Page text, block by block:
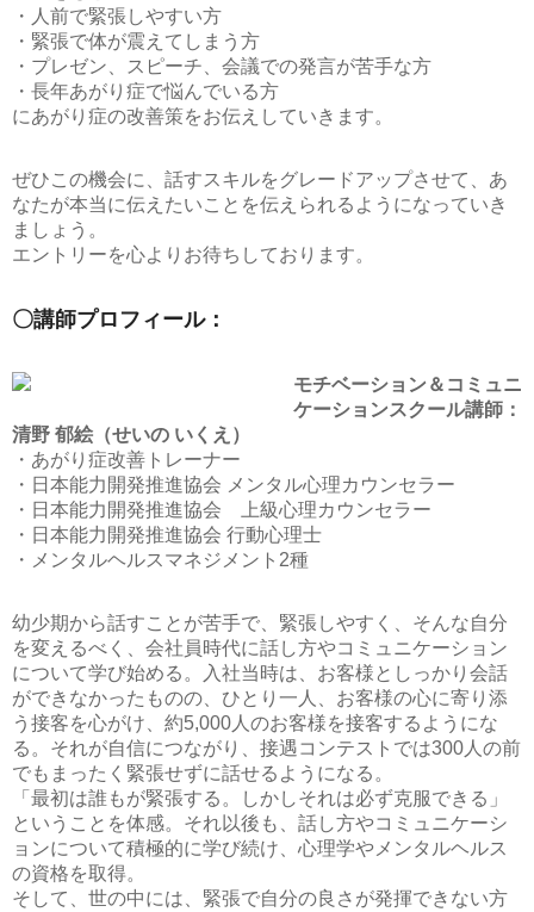
・人前で緊張しやすい方
・緊張で体が震えてしまう方
・プレゼン、スピーチ、会議での発言が苦手な方
・長年あがり症で悩んでいる方
にあがり症の改善策をお伝えしていきます。
ぜひこの機会に、話すスキルをグレードアップさせて、あ
なたが本当に伝えたいことを伝えられるようになっていき
ましょう。
エントリーを心よりお待ちしております。
〇講師プロフィール：
モチベーション＆コミュニ
ケーションスクール講師：
清野 郁絵（せいの いくえ）
・あがり症改善トレーナー
・日本能力開発推進協会 メンタル心理カウンセラー
・日本能力開発推進協会 上級心理カウンセラー
・日本能力開発推進協会 行動心理士
・メンタルヘルスマネジメント2種
幼少期から話すことが苦手で、緊張しやすく、そんな自分
を変えるべく、会社員時代に話し方やコミュニケーション
について学び始める。入社当時は、お客様としっかり会話
ができなかったものの、ひとり一人、お客様の心に寄り添
う接客を心がけ、約5,000人のお客様を接客するようにな
る。それが自信につながり、接遇コンテストでは300人の前
でもまったく緊張せずに話せるようになる。
「最初は誰もが緊張する。しかしそれは必ず克服できる」
ということを体感。それ以後も、話し方やコミュニケーシ
ョンについて積極的に学び続け、心理学やメンタルヘルス
の資格を取得。
そして、世の中には、緊張で自分の良さが発揮できない方